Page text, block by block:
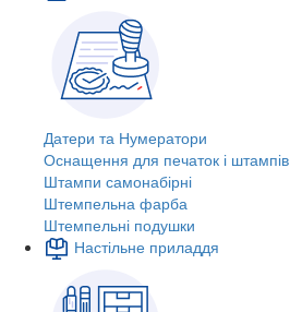
Датери та Нумератори
Оснащення для печаток і штампів
Штампи самонабірні
Штемпельна фарба
Штемпельні подушки
Настільне приладдя